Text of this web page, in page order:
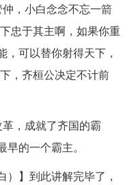
，小白念念不忘一箭
忠于其主啊，如果你重
可以替你射得天下，
，齐桓公决定不计前
，成就了齐国的霸
的一个霸主。
】到此讲解完毕了，